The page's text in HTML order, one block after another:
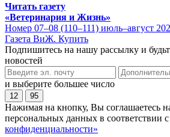
Читать газету
«Ветеринария и Жизнь»
Номер 07–08 (110–111) июль–август
Газета ВиЖ. Купить
Подпишитесь на нашу рассылку и
новостей
и выберите большее число
12 95
Нажимая на кнопку, Вы соглашаетесь
персональных данных в соответствии с
конфиденциальности»